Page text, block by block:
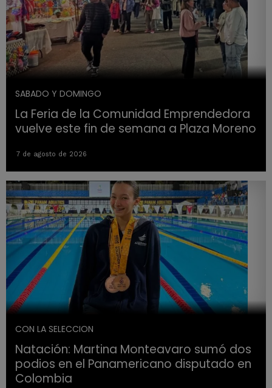
SABADO Y DOMINGO
La Feria de la Comunidad Emprendedora
vuelve este fin de semana a Plaza Moreno
7 de agosto de 2026
CON LA SELECCION
Natación: Martina Monteavaro sumó dos
podios en el Panamericano disputado en
Colombia